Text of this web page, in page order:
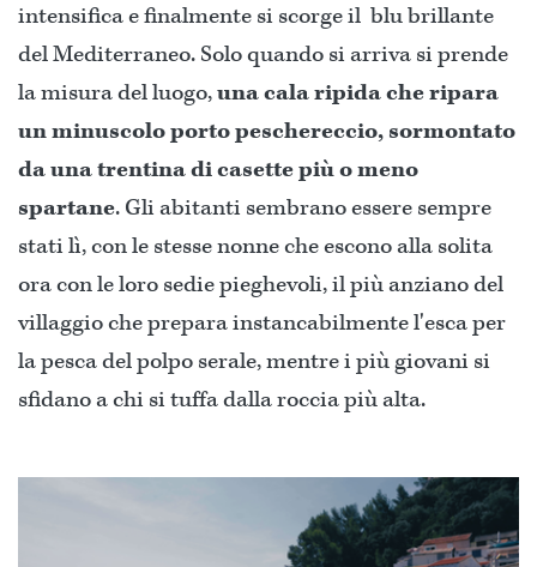
intensifica e finalmente si scorge il blu brillante
del Mediterraneo. Solo quando si arriva si prende
la misura del luogo,una cala ripida che ripara
un minuscolo porto peschereccio, sormontato
da una trentina di casette più o meno
spartane. Gli abitanti sembrano essere sempre
stati lì, con le stesse nonne che escono alla solita
ora con le loro sedie pieghevoli, il più anziano del
villaggio che prepara instancabilmente l'esca per
la pesca del polpo serale, mentre i più giovani si
sfidano a chi si tuffa dalla roccia più alta.